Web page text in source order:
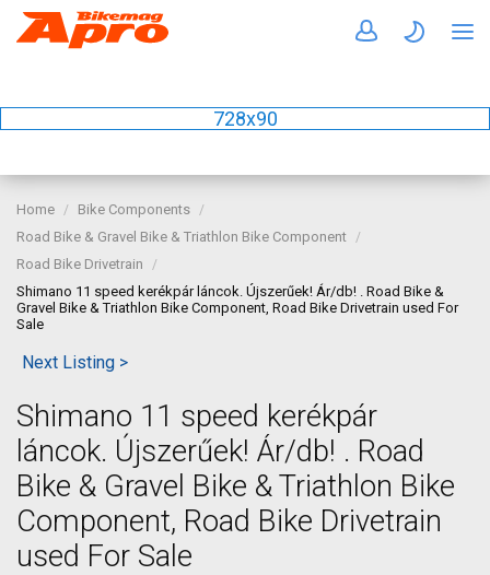
728x90
Home
Bike Components
Road Bike & Gravel Bike & Triathlon Bike Component
Road Bike Drivetrain
Shimano 11 speed kerékpár láncok. Újszerűek! Ár/db! . Road Bike &
Gravel Bike & Triathlon Bike Component, Road Bike Drivetrain used For
Sale
Next Listing >
Shimano 11 speed kerékpár
láncok. Újszerűek! Ár/db! . Road
Bike & Gravel Bike & Triathlon Bike
Component, Road Bike Drivetrain
used For Sale